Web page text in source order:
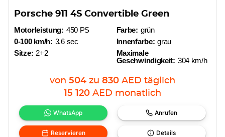
Porsche 911 4S Convertible Green
Motorleistung: 450 PS
0-100 km/h: 3.6 sec
Sitze: 2+2
Farbe: grün
Innenfarbe: grau
Maximale
Geschwindigkeit: 304 km/h
von 504 zu 830 AED täglich
15 120 AED monatlich
WhatsApp Anrufen
Reservieren Details